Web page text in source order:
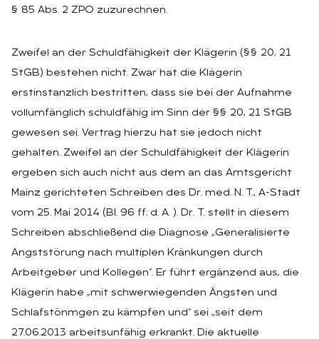
§ 85 Abs. 2 ZPO zuzurechnen.
Zweifel an der Schuldfähigkeit der Klägerin (§§ 20, 21
StGB) bestehen nicht. Zwar hat die Klägerin
erstinstanzlich bestritten, dass sie bei der Aufnahme
vollumfänglich schuldfähig im Sinn der §§ 20, 21 StGB
gewesen sei. Vertrag hierzu hat sie jedoch nicht
gehalten. Zweifel an der Schuldfähigkeit der Klägerin
ergeben sich auch nicht aus dem an das Amtsgericht
Mainz gerichteten Schreiben des Dr. med. N. T., A-Stadt
vom 25. Mai 2014 (BI. 96 ff. d. A. ). Dr. T. stellt in diesem
Schreiben abschließend die Diagnose „Generalisierte
Angststörung nach multiplen Kränkungen durch
Arbeitgeber und Kollegen“. Er führt ergänzend aus, die
Klägerin habe „mit schwerwiegenden Ängsten und
Schlafstönmgen zu kämpfen und“ sei „seit dem
27.06.2013 arbeitsunfähig erkrankt. Die aktuelle